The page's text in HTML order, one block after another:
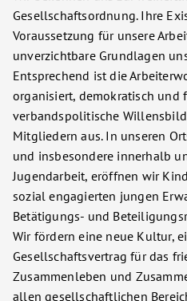
Gesellschaftsordnung. Ihre
Voraussetzung für unsere
unverzichtbare Grundlagen
Entsprechend ist die
organisiert, demokratisch und
verbandspolitische
Mitgliedern aus. In unseren
und insbesondere innerhalb
Jugendarbeit, eröffnen wir
sozial engagierten jungen
Betätigungs- und
Wir fördern eine neue Kultur,
Gesellschaftsvertrag für das
Zusammenleben und
allen gesellschaftlichen